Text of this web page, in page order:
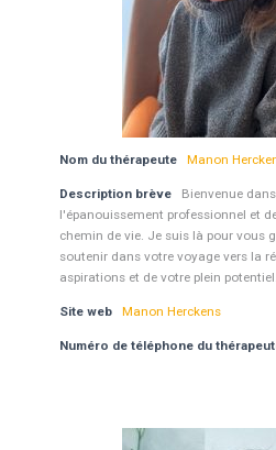
Nom du thérapeute Manon
Description brève
Bienvenue
l'épanouissement professionnel et
chemin de vie. Je suis là pour vous
soutenir dans votre voyage vers la
aspirations et de votre plein potentiel.
Site web Manon Herckens
Numéro de téléphone du